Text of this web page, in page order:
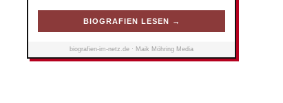
BIOGRAFIEN LESEN →
biografien-im-netz.de · Maik Möhring Media